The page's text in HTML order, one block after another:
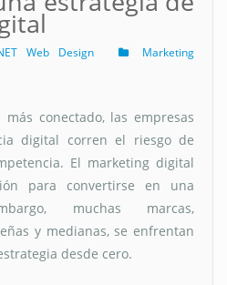
Web Design
Marketing
conectado, las empresas
digital corren el riesgo de
El marketing digital
para convertirse en una
muchas marcas,
y medianas, se enfrentan
desde cero.